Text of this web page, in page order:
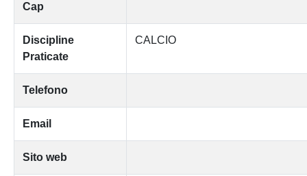
Cap
Discipline
Praticate
CALCIO
Telefono
Email
Sito web